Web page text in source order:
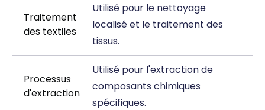
Traitement
des textiles
Utilisé pour le nettoyage
localisé et le traitement des
tissus.
Processus
d'extraction
Utilisé pour l'extraction de
composants chimiques
spécifiques.